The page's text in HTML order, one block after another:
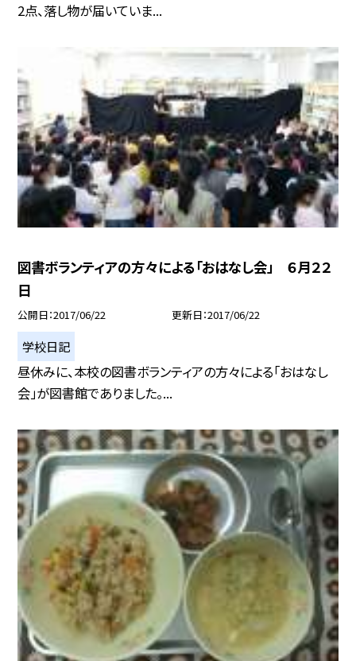
2点、落し物が届いていま...
図書ボランティアの方々による「おはなし会」 ６月２２
日
公開日 2017/06/22 更新日 2017/06/22
学校日記
昼休みに、本校の図書ボランティアの方々による「おはなし
会」が図書館でありました。...